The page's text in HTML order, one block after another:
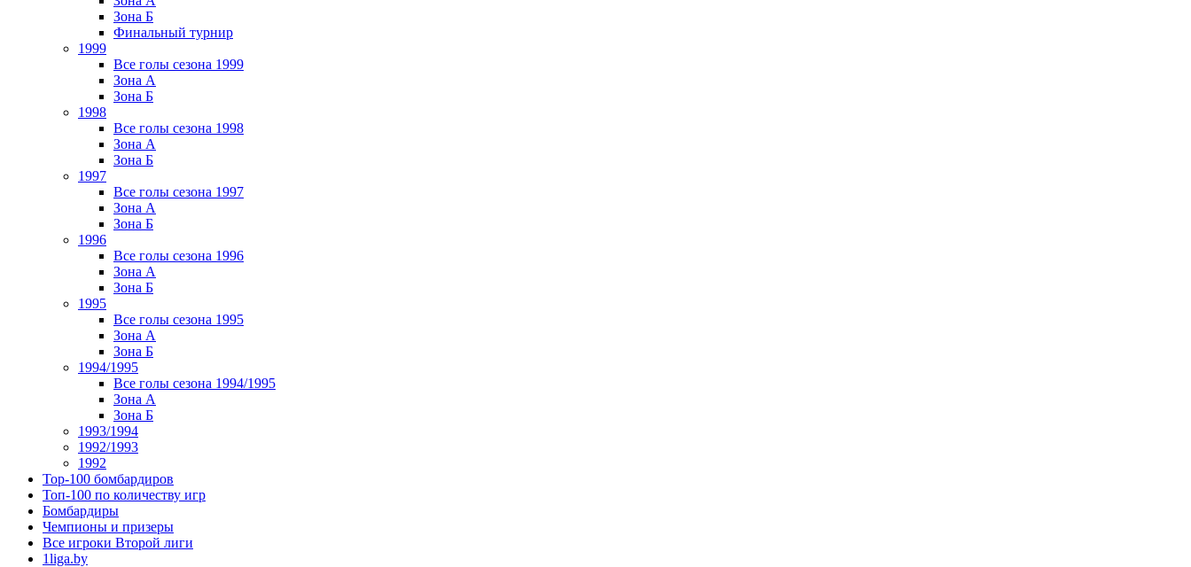
Зона Б
Финальный турнир
1999
Все голы сезона 1999
Зона А
Зона Б
1998
Все голы сезона 1998
Зона А
Зона Б
1997
Все голы сезона 1997
Зона А
Зона Б
1996
Все голы сезона 1996
Зона А
Зона Б
1995
Все голы сезона 1995
Зона А
Зона Б
1994/1995
Все голы сезона 1994/1995
Зона А
Зона Б
1993/1994
1992/1993
1992
Top-100 бомбардиров
Топ-100 по количеству игр
Бомбардиры
Чемпионы и призеры
Все игроки Второй лиги
1liga.by